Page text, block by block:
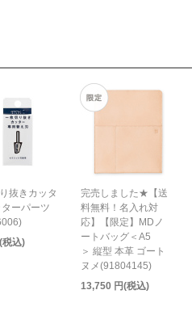
抜きカッタ
ーパーツ
税込)
完売しました★【送
料無料！名入れ対
応】【限定】MDノ
ートバッグ＜A5
＞ 縦型 本革 ゴート
ヌメ(91804145)
13,750 円(税込)